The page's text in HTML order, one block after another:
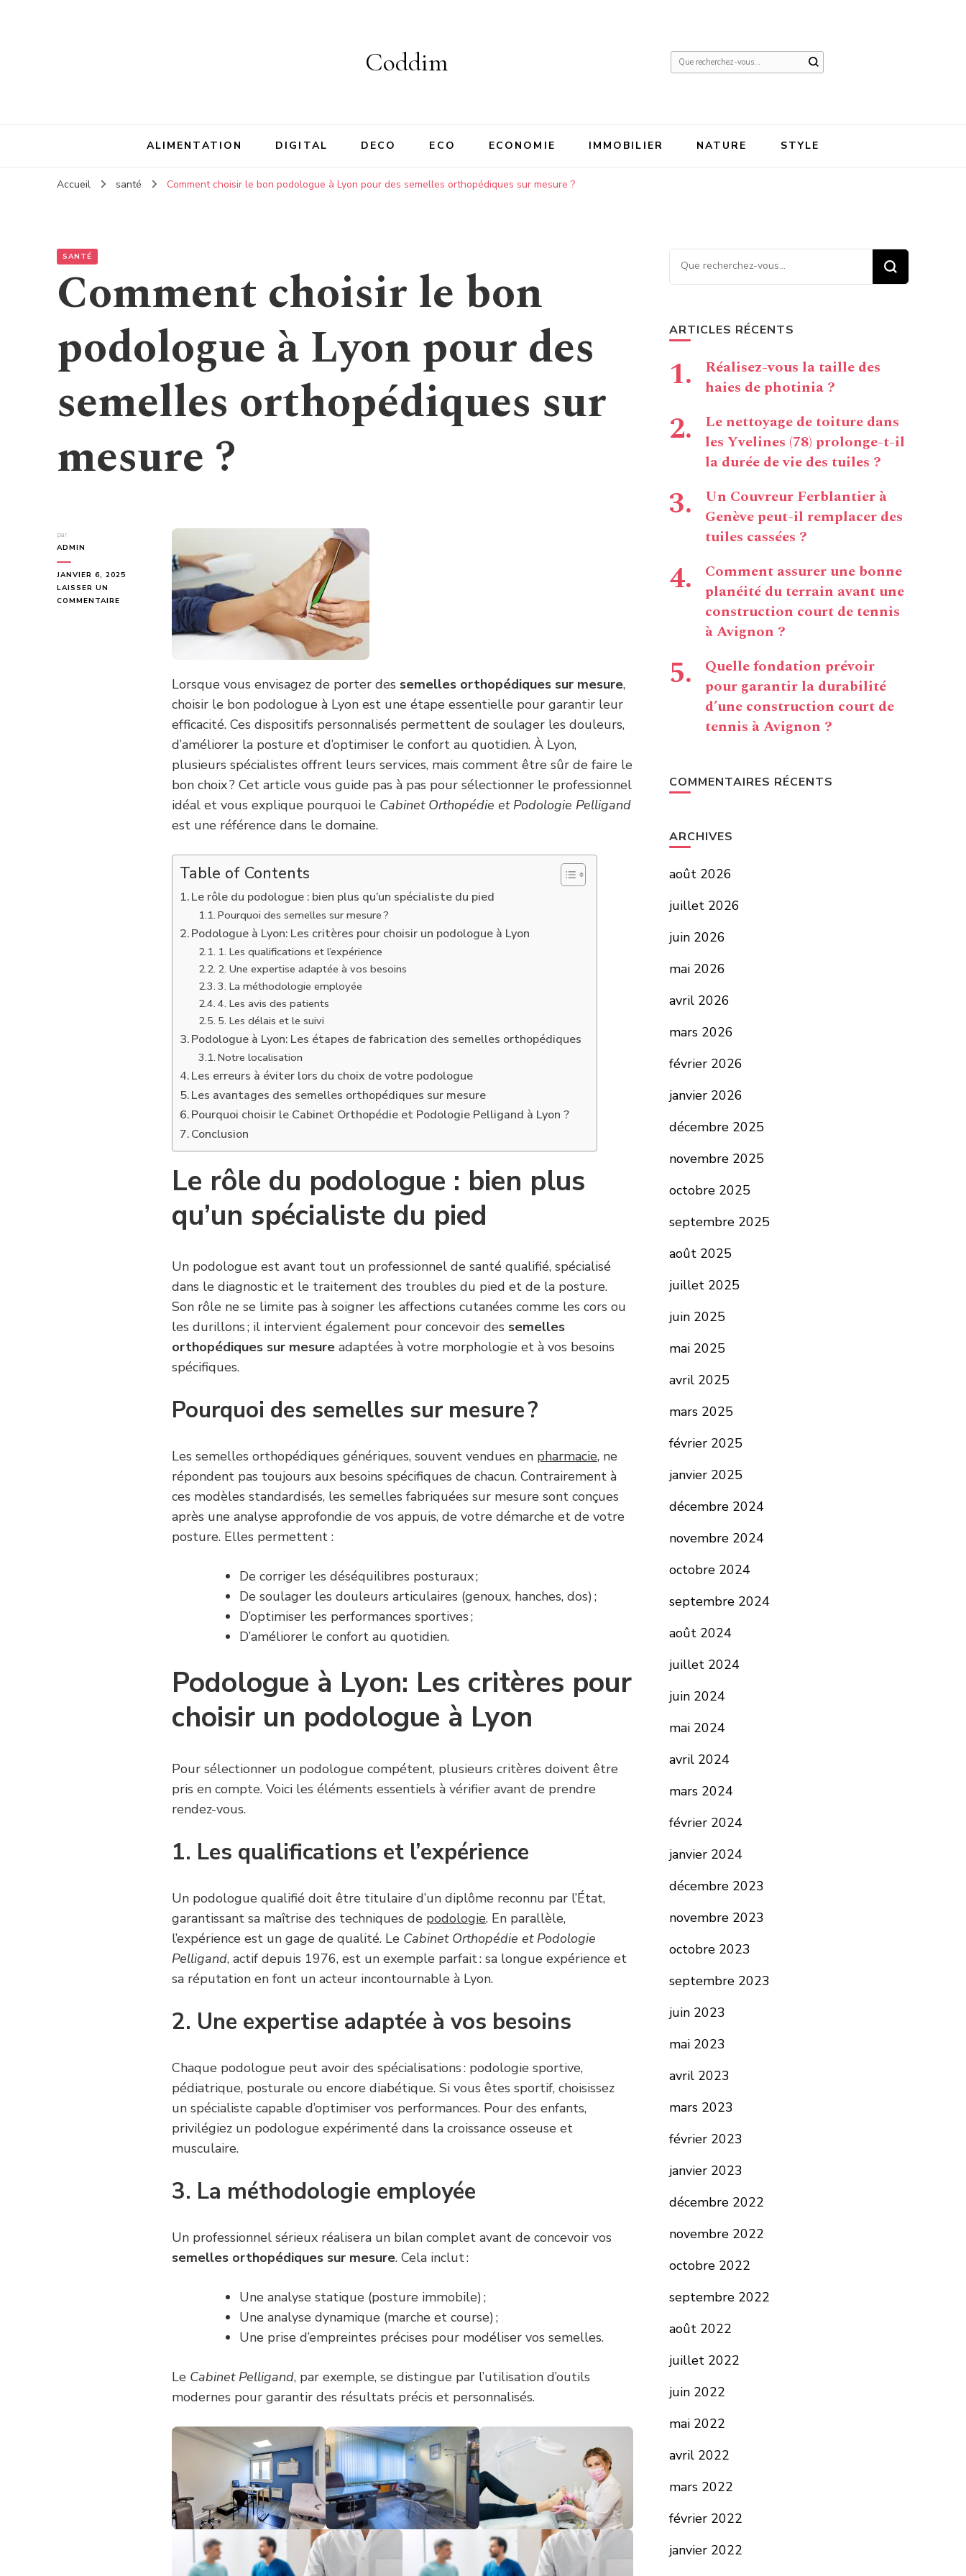
Coddim
Vous
ALIMENTATION DIGITAL DECO ECO ECONOMIE IMMOBILIER NATURE STYLE
Accueil santé Comment choisir le bon podologue à Lyon pour des semelles orthopédiques sur mesure ?
SANTÉ
Comment choisir le bon
podologue à Lyon pour des
semelles orthopédiques sur
mesure ?
par
ADMIN
JANVIER 6, 2025
LAISSER UN
COMMENTAIRE
ORTHOPÉDIQUES
Lorsque vous envisagez de porter des semelles orthopédiques sur mesure,
choisir le bon podologue à Lyon est une étape essentielle pour garantir leur
efficacité. Ces dispositifs personnalisés permettent de soulager les douleurs,
d’améliorer la posture et d’optimiser le confort au quotidien. À Lyon,
plusieurs spécialistes offrent leurs services, mais comment être sûr de faire le
bon choix ? Cet article vous guide pas à pas pour sélectionner le professionnel
idéal et vous explique pourquoi le Cabinet Orthopédie et Podologie Pelligand
est une référence dans le domaine.
Table of Contents
Le rôle du podologue : bien plus qu’un spécialiste du pied
Pourquoi des semelles sur mesure ?
Podologue à Lyon: Les critères pour choisir un podologue à Lyon
1. Les qualifications et l’expérience
2. Une expertise adaptée à vos besoins
3. La méthodologie employée
4. Les avis des patients
5. Les délais et le suivi
Podologue à Lyon: Les étapes de fabrication des semelles orthopédiques
Notre localisation
Les erreurs à éviter lors du choix de votre podologue
Les avantages des semelles orthopédiques sur mesure
Pourquoi choisir le Cabinet Orthopédie et Podologie Pelligand à Lyon ?
Conclusion
Le rôle du podologue : bien plus
qu’un spécialiste du pied
Un podologue est avant tout un professionnel de santé qualifié, spécialisé
dans le diagnostic et le traitement des troubles du pied et de la posture.
Son rôle ne se limite pas à soigner les affections cutanées comme les cors ou
les durillons ; il intervient également pour concevoir des semelles
orthopédiques sur mesure adaptées à votre morphologie et à vos besoins
spécifiques.
Pourquoi des semelles sur mesure ?
Les semelles orthopédiques génériques, souvent vendues en pharmacie, ne
répondent pas toujours aux besoins spécifiques de chacun. Contrairement à
ces modèles standardisés, les semelles fabriquées sur mesure sont conçues
après une analyse approfondie de vos appuis, de votre démarche et de votre
posture. Elles permettent :
De corriger les déséquilibres posturaux ;
De soulager les douleurs articulaires (genoux, hanches, dos) ;
D’optimiser les performances sportives ;
D’améliorer le confort au quotidien.
Podologue à Lyon: Les critères pour
choisir un podologue à Lyon
Pour sélectionner un podologue compétent, plusieurs critères doivent être
pris en compte. Voici les éléments essentiels à vérifier avant de prendre
rendez-vous.
1. Les qualifications et l’expérience
Un podologue qualifié doit être titulaire d’un diplôme reconnu par l’État,
garantissant sa maîtrise des techniques de podologie. En parallèle,
l’expérience est un gage de qualité. Le Cabinet Orthopédie et Podologie
Pelligand, actif depuis 1976, est un exemple parfait : sa longue expérience et
sa réputation en font un acteur incontournable à Lyon.
2. Une expertise adaptée à vos besoins
Chaque podologue peut avoir des spécialisations : podologie sportive,
pédiatrique, posturale ou encore diabétique. Si vous êtes sportif, choisissez
un spécialiste capable d’optimiser vos performances. Pour des enfants,
privilégiez un podologue expérimenté dans la croissance osseuse et
musculaire.
3. La méthodologie employée
Un professionnel sérieux réalisera un bilan complet avant de concevoir vos
semelles orthopédiques sur mesure. Cela inclut :
Une analyse statique (posture immobile) ;
Une analyse dynamique (marche et course) ;
Une prise d’empreintes précises pour modéliser vos semelles.
Le Cabinet Pelligand, par exemple, se distingue par l’utilisation d’outils
modernes pour garantir des résultats précis et personnalisés.
Vous recherchiez quelque
chose ?
ARTICLES RÉCENTS
Réalisez-vous la taille des
haies de photinia ?
Le nettoyage de toiture dans
les Yvelines (78) prolonge-t-il
la durée de vie des tuiles ?
Un Couvreur Ferblantier à
Genève peut-il remplacer des
tuiles cassées ?
Comment assurer une bonne
planéité du terrain avant une
construction court de tennis
à Avignon ?
Quelle fondation prévoir
pour garantir la durabilité
d’une construction court de
tennis à Avignon ?
COMMENTAIRES RÉCENTS
ARCHIVES
août 2026
juillet 2026
juin 2026
mai 2026
avril 2026
mars 2026
février 2026
janvier 2026
décembre 2025
novembre 2025
octobre 2025
septembre 2025
août 2025
juillet 2025
juin 2025
mai 2025
avril 2025
mars 2025
février 2025
janvier 2025
décembre 2024
novembre 2024
octobre 2024
septembre 2024
août 2024
juillet 2024
juin 2024
mai 2024
avril 2024
mars 2024
février 2024
janvier 2024
décembre 2023
novembre 2023
octobre 2023
septembre 2023
juin 2023
mai 2023
avril 2023
mars 2023
février 2023
janvier 2023
décembre 2022
novembre 2022
octobre 2022
septembre 2022
août 2022
juillet 2022
juin 2022
mai 2022
avril 2022
mars 2022
février 2022
janvier 2022